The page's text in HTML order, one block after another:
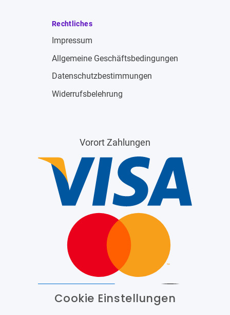
Rechtliches
Impressum
Allgemeine Geschäftsbedingungen
Datenschutzbestimmungen
Widerrufsbelehrung
Vorort Zahlungen
Cookie Einstellungen